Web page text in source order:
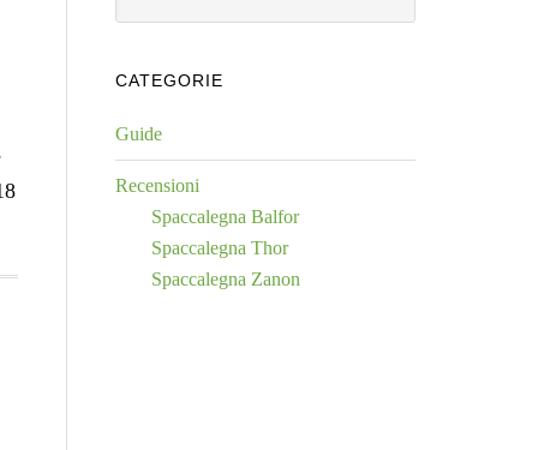
CATEGORIE
Guide
Recensioni
Spaccalegna Balfor
Spaccalegna Thor
Spaccalegna Zanon